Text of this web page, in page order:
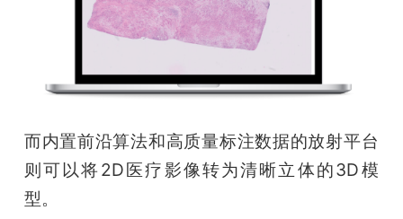
而内置前沿算法和高质量标注数据的放射平台
则可以将2D医疗影像转为清晰立体的3D模
型。